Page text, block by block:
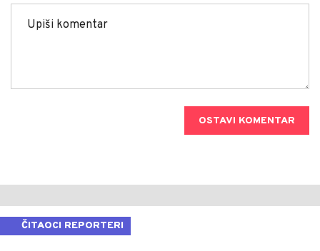
OSTAVI KOMENTAR
ČITAOCI REPORTERI